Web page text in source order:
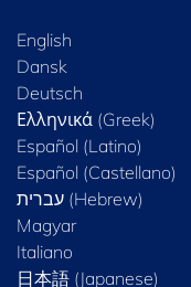
English
Dansk
Deutsch
Ελληνικά (Greek)
Español (Latino)
Español (Castellano)
Magyar
Italiano
日本語 (Japanese)